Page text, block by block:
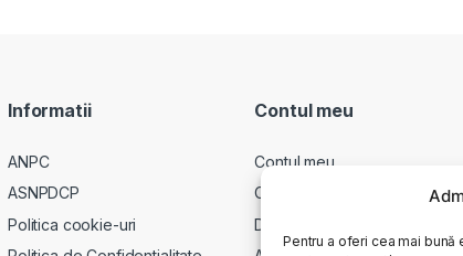
Pentru a oferi cea mai
Informatii
ANPC
ASNPDCP
Politica cookie-uri
Contul meu
Contul meu
Comenzi
Descarcari